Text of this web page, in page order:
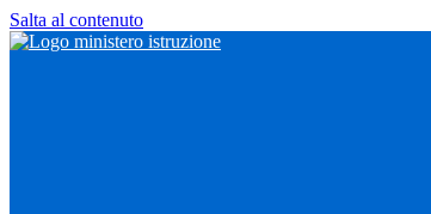
Salta al contenuto